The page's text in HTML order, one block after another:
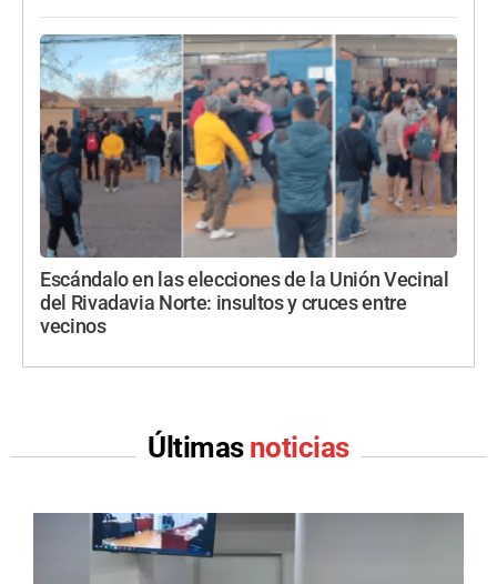
Escándalo en las elecciones de la Unión Vecinal
del Rivadavia Norte: insultos y cruces entre
vecinos
Últimas noticias